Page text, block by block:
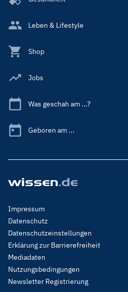
Leben & Lifestyle
Shop
Jobs
Was geschah am ...?
Geboren am ...
Footer
Menu
Legal
Impressum
Datenschutz
Datenschutzeinstellungen
Erklärung zur Barrierefreiheit
Mediadaten
Nutzungsbedingungen
Newsletter Registrierung